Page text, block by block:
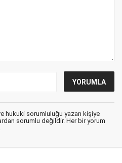
hukuki sorumluluğu yazan kişiye
sorumlu değildir. Her bir yorum